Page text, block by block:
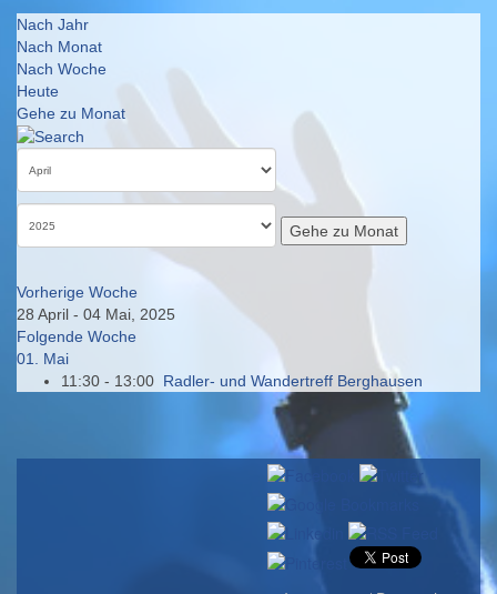
Nach Jahr
Nach Monat
Nach Woche
Heute
Gehe zu Monat
Gehe zu Monat
Vorherige Woche
28 April - 04 Mai, 2025
Folgende Woche
01. Mai
11:30 - 13:00 Radler- und Wandertreff Berghausen